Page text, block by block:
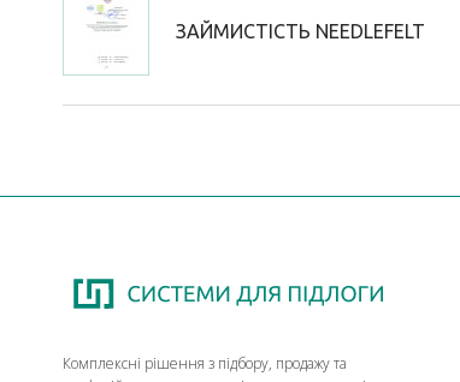
ЗАЙМИСТІСТЬ NEEDLEFELT
Комплексні рішення з підбору, продажу та